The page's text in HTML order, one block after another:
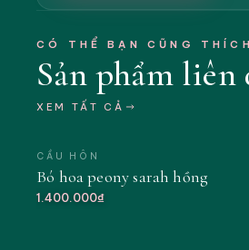
CÓ THỂ BẠN CŨNG THÍCH
Sản phẩm liên
XEM TẤT CẢ
MỚI
CẦU HÔN
Bó hoa peony sarah hồng
1.400.000₫